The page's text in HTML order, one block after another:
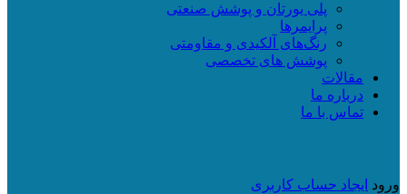
پلی یورتان و پوشش صنعتی
پرایمرها
رنگ‌های آلکیدی و مقاومتی
پوشش های تخصصی
مقالات
درباره ما
تماس با ما
ورود ایجاد حساب کاربری